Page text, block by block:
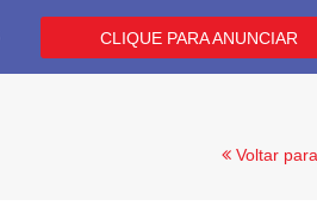
CLIQUE PARA ANUNCIAR
Voltar